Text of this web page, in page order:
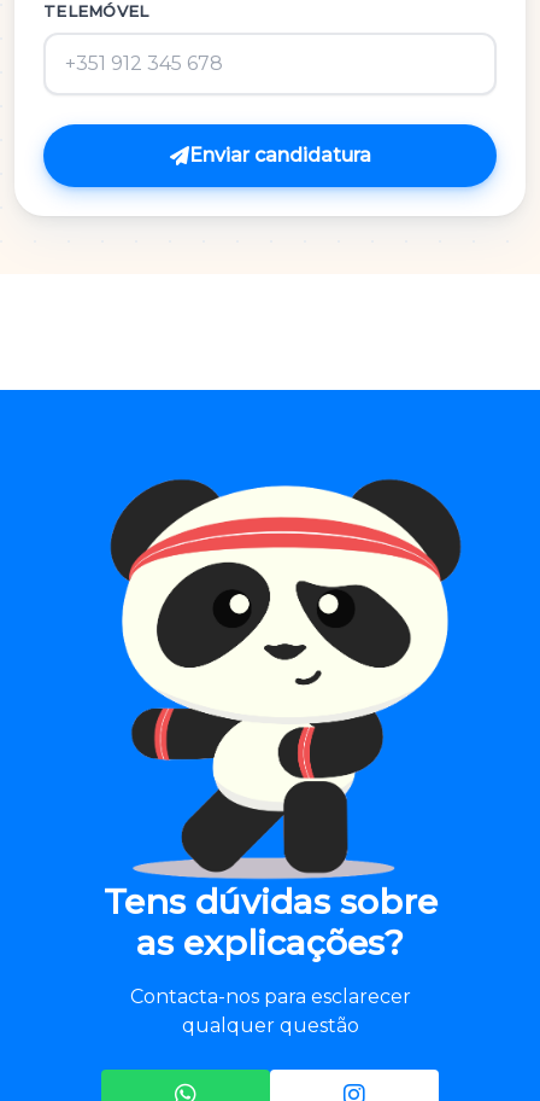
Matemática 3º Ciclo
Matemática A
Matemática B
Português
TELEMÓVEL
Enviar candidatura
Tens dúvidas sobre
as explicações?
Contacta-nos para esclarecer
qualquer questão